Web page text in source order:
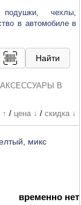
подушки, чехлы,
в автомобиле в
АКСЕССУАРЫ В
↑ / цена ↓ / скидка ↓
микс
временно нет